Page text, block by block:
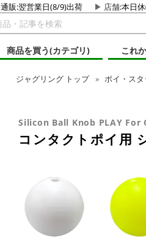
通販:翌営業日(8/9)出荷 店舗:本日
商品を買う(カテゴリ)
これ
ジャグリング トップ ポイ・ス
Silicon Ball Knob PLAY For
コンタクトポイ用